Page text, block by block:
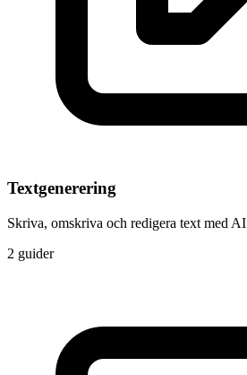
Textgenerering
Skriva, omskriva och redigera text med AI
2 guider